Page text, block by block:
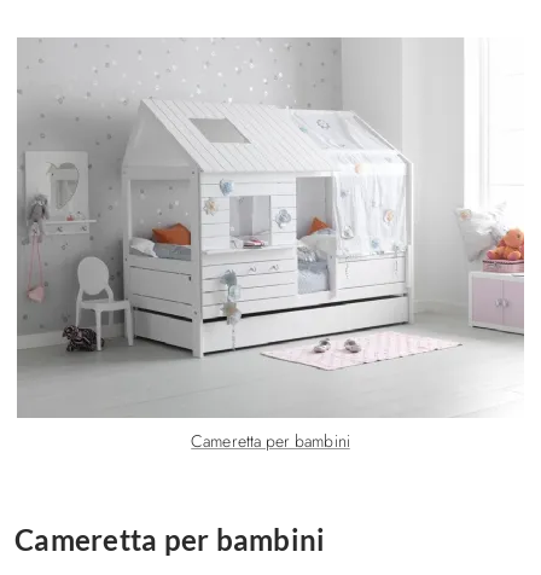
Cameretta per bambini
Cameretta per bambini